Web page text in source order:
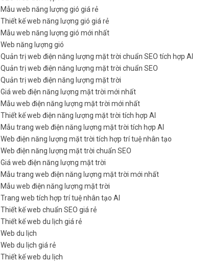
Mẫu web năng lượng gió giá rẻ
Thiết kế web năng lượng gió giá rẻ
Mẫu web năng lượng gió mới nhất
Web năng lượng gió
Quản trị web điện năng lượng mặt trời chuẩn SEO tích hợp AI
Quản trị web điện năng lượng mặt trời chuẩn SEO
Quản trị web điện năng lượng mặt trời
Giá web điện năng lượng mặt trời mới nhất
Mẫu web điện năng lượng mặt trời mới nhất
Thiết kế web điện năng lượng mặt trời tích hợp AI
Mẫu trang web điện năng lượng mặt trời tích hợp AI
Web điện năng lượng mặt trời tích hợp trí tuệ nhân tạo
Web điện năng lượng mặt trời chuẩn SEO
Giá web điện năng lượng mặt trời
Mẫu trang web điện năng lượng mặt trời mới nhất
Mẫu web điện năng lượng mặt trời
Trang web tích hợp trí tuệ nhân tạo AI
Thiết kế web chuẩn SEO giá rẻ
Thiết kế web du lịch giá rẻ
Web du lịch
Web du lịch giá rẻ
Thiết kế web du lịch